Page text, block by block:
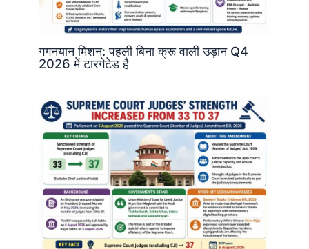
गगनयान मिशन: पहली बिना क्रू वाली उड़ान Q4
2026 में टारगेटेड है